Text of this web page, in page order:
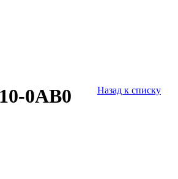
Назад к списку
0AB0